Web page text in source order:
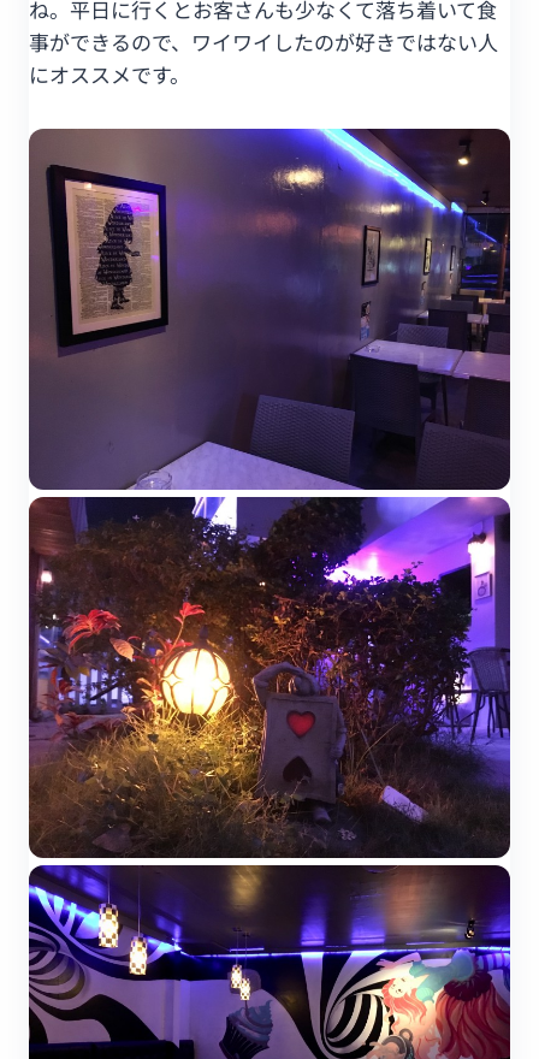
ね。平日に行くとお客さんも少なくて落ち着いて食
事ができるので、ワイワイしたのが好きではない人
にオススメです。